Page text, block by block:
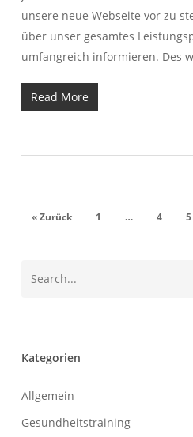
unsere neue Webseite vor zu
über unser gesamtes
umfangreich informieren. Des
Read More
« Zurück 1 … 4 5
Kategorien
Allgemein
Gesundheitstraining